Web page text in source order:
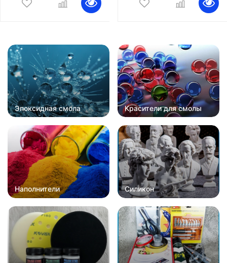
Эпоксидная смола Красители для смолы
Наполнители Силикон